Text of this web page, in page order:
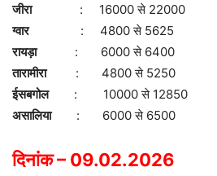
जीरा : 16000 से 22000
ग्वार
: 4800 से 5625
रायड़ा : 6000 से 6400
तारामीरा: 4800 से 5250
ईसबगोल
: 10000 से 12850
असालिया : 6000 से 6500
दिनांक – 09.02.2026